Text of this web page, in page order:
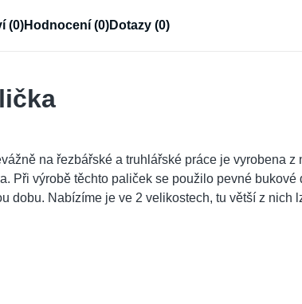
(0)Hodnocení (0)Dotazy (0)
na řezbářské a truhlářské práce je vyrobena z
Při výrobě těchto paliček se použilo pevné bukové
dobu. Nabízíme je ve 2 velikostech, tu větší z nich